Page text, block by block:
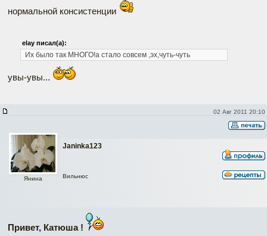
нормальной консистенции
elay писал(а):
Их было так МНОГО!а стало совсем ,эх,чуть-чуть
увы-увы...
02 Авг 2011 20:10
Janinka123
Янина Вильнюс
Привет, Катюша !